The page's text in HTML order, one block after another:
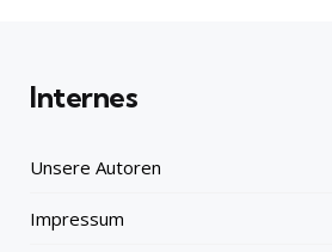
Internes
Unsere Autoren
Impressum